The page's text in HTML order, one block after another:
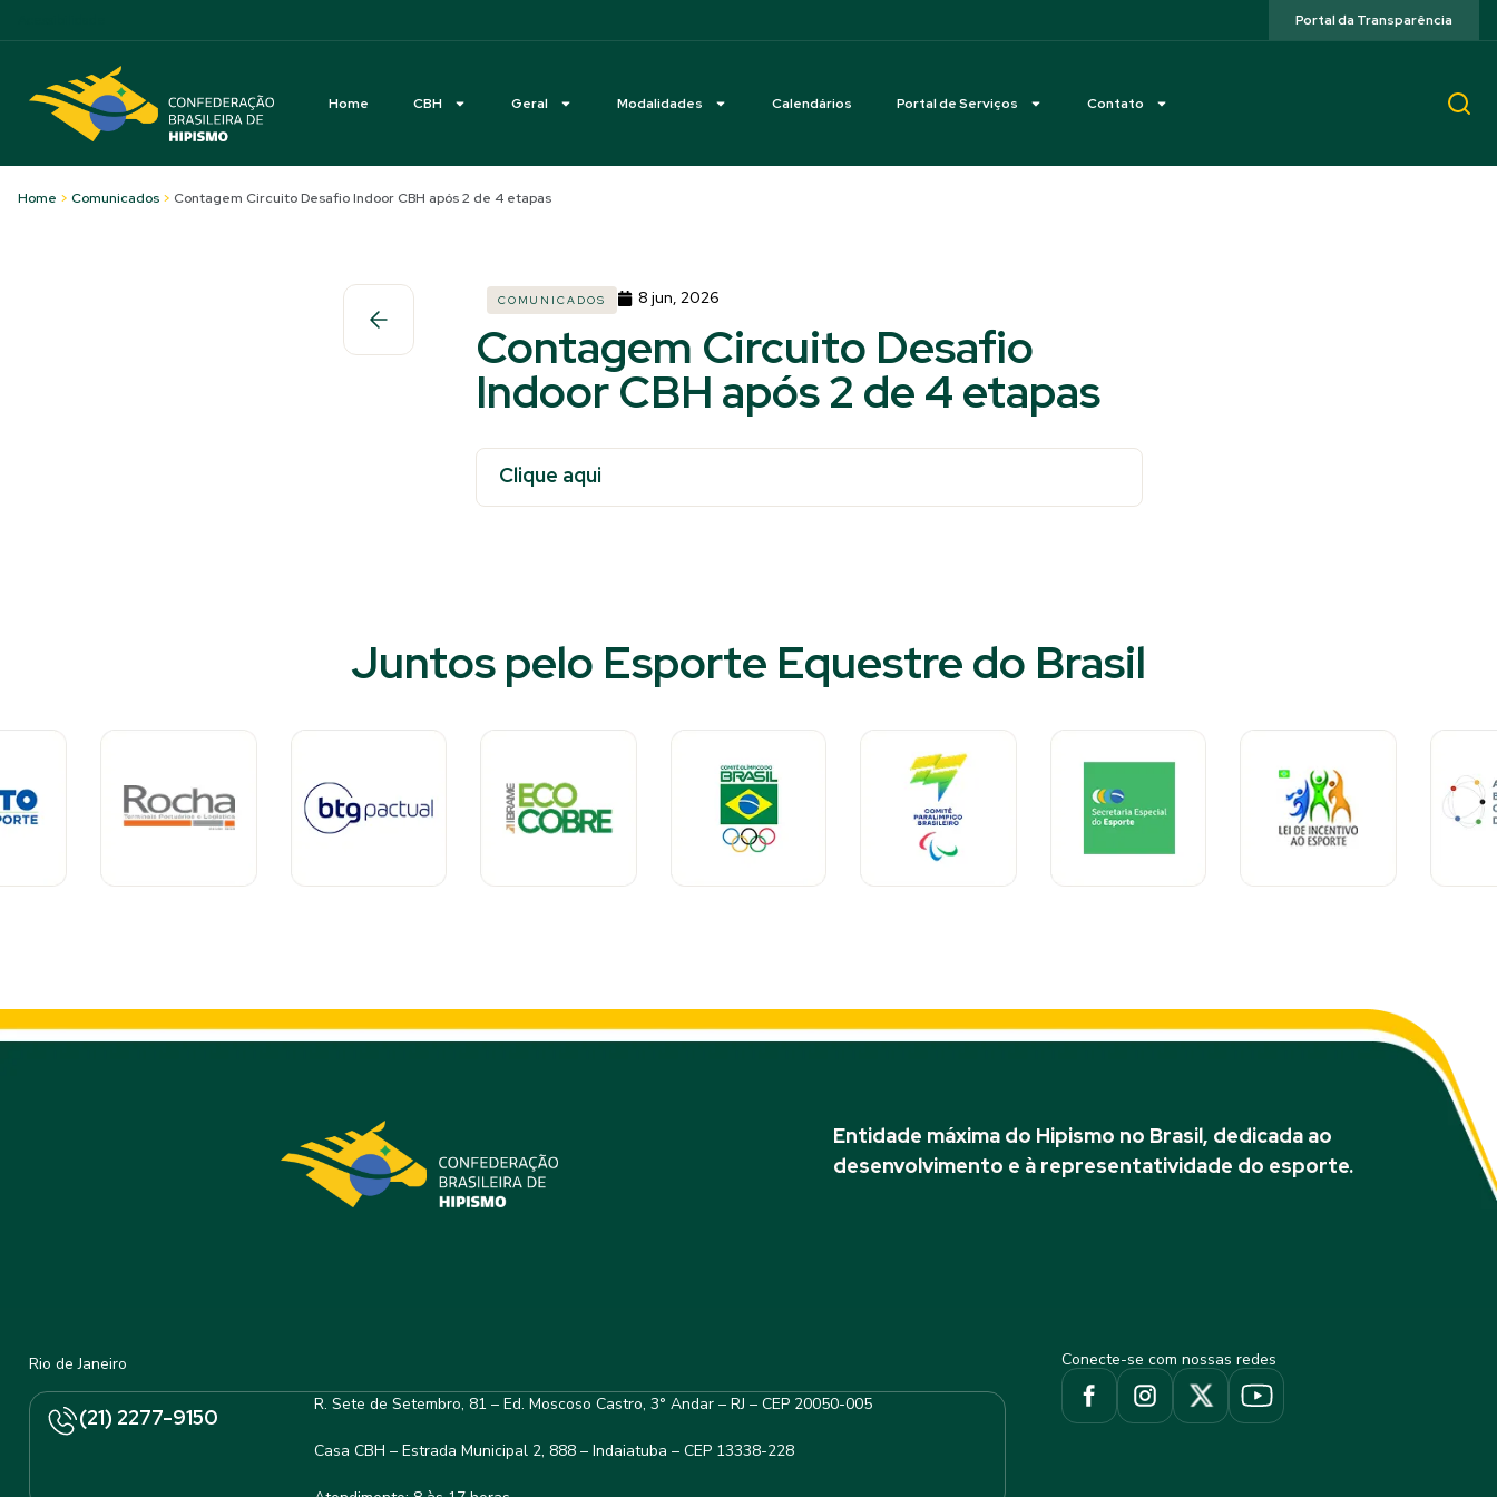
Portal da Transparência
Home CBH Geral Modalidades Calendários Portal de Serviços Contato
Home > Comunicados > Contagem Circuito Desafio Indoor CBH após 2 de 4 etapas
COMUNICADOS 8 jun, 2026
Contagem Circuito Desafio
Indoor CBH após 2 de 4 etapas
Clique aqui
Juntos pelo Esporte Equestre do Brasil
Entidade máxima do Hipismo no Brasil, dedicada ao
desenvolvimento e à representatividade do esporte.
Rio de Janeiro
(21) 2277-9150
R. Sete de Setembro, 81 – Ed. Moscoso Castro, 3° Andar – RJ – CEP 20050-005
Casa CBH – Estrada Municipal 2, 888 – Indaiatuba – CEP 13338-228
Conecte-se com nossas redes